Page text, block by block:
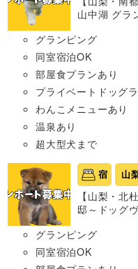
山中湖 グラ
グランピング
同室宿泊OK
部屋食プランあり
プライベートドッグ
わんこメニューあり
温泉あり
超大型犬まで
宿 山
【山梨・北
邸～ドッグ
グランピング
同室宿泊OK